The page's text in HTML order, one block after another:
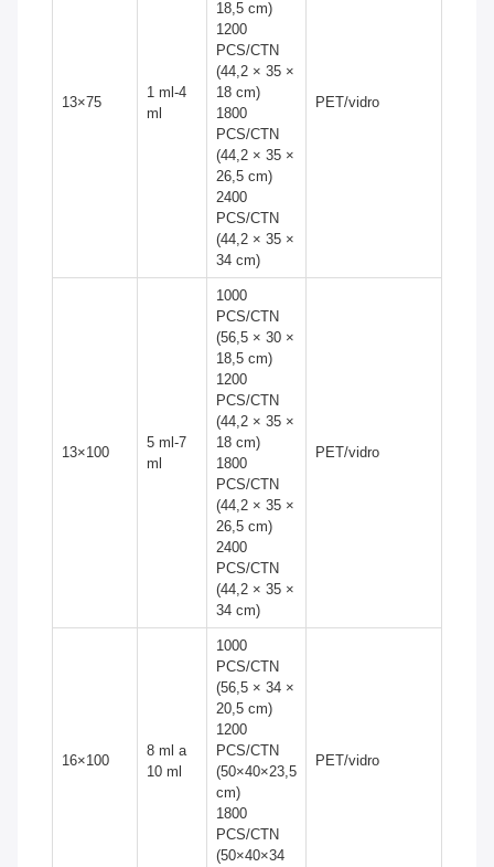
13×75
1 ml-4
ml
18,5 cm)
1200
PCS/CTN
(44,2 × 35 ×
18 cm)
1800
PCS/CTN
(44,2 × 35 ×
26,5 cm)
2400
PCS/CTN
(44,2 × 35 ×
34 cm)
PET/vidro
13×100
5 ml-7
ml
1000
PCS/CTN
(56,5 × 30 ×
18,5 cm)
1200
PCS/CTN
(44,2 × 35 ×
18 cm)
1800
PCS/CTN
(44,2 × 35 ×
26,5 cm)
2400
PCS/CTN
(44,2 × 35 ×
34 cm)
PET/vidro
16×100
8 ml a
10 ml
1000
PCS/CTN
(56,5 × 34 ×
20,5 cm)
1200
PCS/CTN
(50×40×23,5
cm)
1800
PCS/CTN
(50×40×34
PET/vidro